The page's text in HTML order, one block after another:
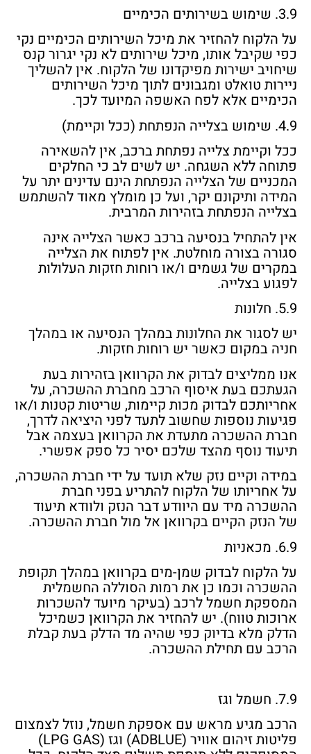
3.9. שימוש בשירותים הכימיים
על הלקוח להחזיר את מיכל השירותים הכימיים נקי
כפי שקיבל אותו, מיכל שירותים לא נקי יגרור קנס
שיחויב ישירות מפיקדונו של הלקוח. אין להשליך
ניירות טואלט ומגבונים לתוך מיכל השירותים
הכימיים אלא לפח האשפה המיועד לכך.
4.9. שימוש בצלייה הנפתחת (ככל וקיימת)
ככל וקיימת צלייה נפתחת ברכב, אין להשאירה
פתוחה ללא השגחה. יש לשים לב כי החלקים
המכניים של הצלייה הנפתחת הינם עדינים יתר על
המידה ותיקונם יקר, ועל כן מומלץ מאוד להשתמש
בצלייה הנפתחת בזהירות המרבית.
אין להתחיל בנסיעה ברכב כאשר הצלייה אינה
סגורה בצורה מוחלטת. אין לפתוח את הצלייה
במקרים של גשמים ו/או רוחות חזקות העלולות
לפגוע בצלייה.
5.9. חלונות
יש לסגור את החלונות במהלך הנסיעה או במהלך
חניה במקום כאשר יש רוחות חזקות.
אנו ממליצים לבדוק את הקרוואן בזהירות בעת
הגעתכם בעת איסוף הרכב מחברת ההשכרה, על
אחריותכם לבדוק מכות קיימות, שריטות קטנות ו/או
פגיעות נוספות שחשוב לתעד לפני היציאה לדרך,
חברת ההשכרה מתעדת את הקרוואן בעצמה אבל
תיעוד נוסף מהצד שלכם יסיר כל ספק אפשרי.
במידה וקיים נזק שלא תועד על ידי חברת ההשכרה,
על אחריותו של הלקוח להתריע בפני חברת
ההשכרה מיד עם היוודע דבר הנזק ולוודא תיעוד
של הנזק הקיים בקרוואן אל מול חברת ההשכרה.
6.9. מכאניות
על הלקוח לבדוק שמן-מים בקרוואן במהלך תקופת
ההשכרה וכמו כן את רמות הסוללה החשמלית
המספקת חשמל לרכב (בעיקר מיועד להשכרות
ארוכות טווח). יש להחזיר את הקרוואן כשמיכל
הדלק מלא בדיוק כפי שהיה מד הדלק בעת קבלת
הרכב עם תחילת ההשכרה.
7.9. חשמל וגז
הרכב מגיע מראש עם אספקת חשמל, נוזל לצמצום
פליטות זיהום אוויר (ADBLUE) וגז (LPG GAS)